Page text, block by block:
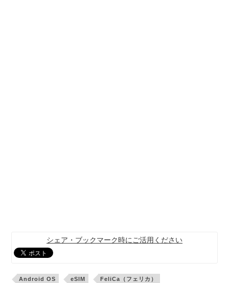
シェア・ブックマーク時にご活用ください
Android OS eSIM FeliCa（フェリカ）